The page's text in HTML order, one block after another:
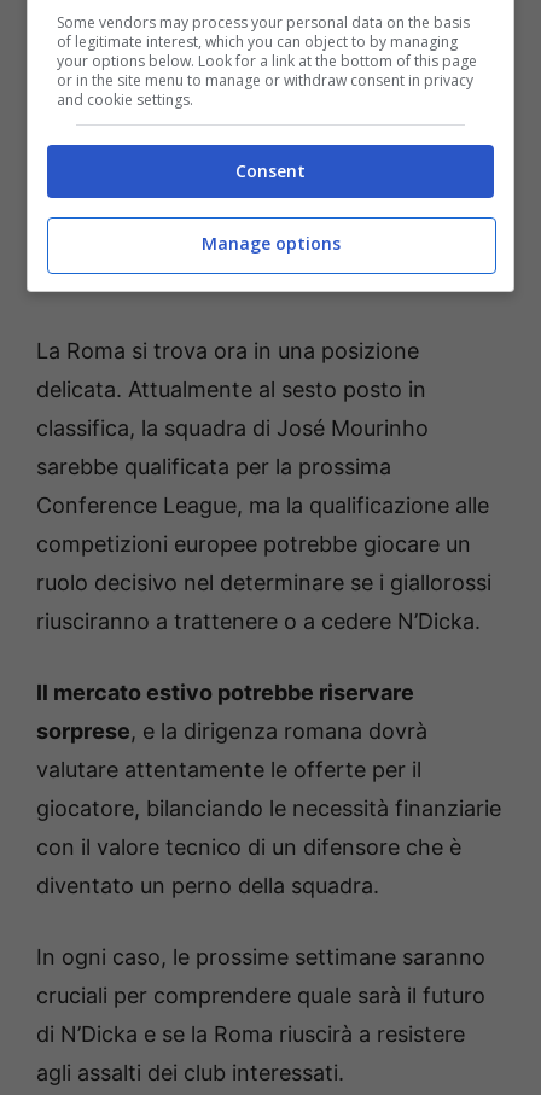
Newcastle, hanno manifestato interesse nei
suoi confronti e potrebbero essere pronti a
soddisfare le richieste economiche della
Roma. Per i giallorossi, la vendita del
difensore rappresenterebbe non solo un
guadagno importante, ma anche la possibilità
di rinforzare altre aree della squadra.
La Roma si trova ora in una posizione
delicata. Attualmente al sesto posto in
classifica, la squadra di José Mourinho
sarebbe qualificata per la prossima
Conference League, ma la qualificazione alle
competizioni europee potrebbe giocare un
ruolo decisivo nel determinare se i giallorossi
riusciranno a trattenere o a cedere N’Dicka.
Il mercato estivo potrebbe riservare
sorprese, e la dirigenza romana dovrà
valutare attentamente le offerte per il
giocatore, bilanciando le necessità finanziarie
con il valore tecnico di un difensore che è
diventato un perno della squadra.
In ogni caso, le prossime settimane saranno
cruciali per comprendere quale sarà il futuro
di N’Dicka e se la Roma riuscirà a resistere
agli assalti dei club interessati.
Some vendors may process your personal data on the basis
of legitimate interest, which you can object to by managing
your options below. Look for a link at the bottom of this page
or in the site menu to manage or withdraw consent in privacy
and cookie settings.
Consent
Manage options